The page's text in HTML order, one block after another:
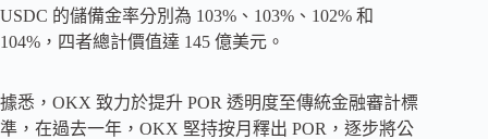
USDC 的儲備金率分別為 103%、103%、102% 和
104%，四者總計價值達 145 億美元。
據悉，OKX 致力於提升 POR 透明度至傳統金融審計標
準，在過去一年，OKX 堅持按月釋出 POR，逐步將公